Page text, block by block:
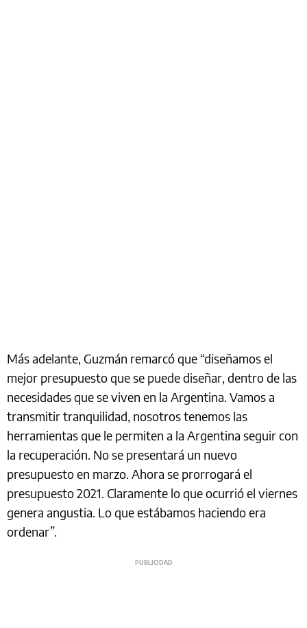
Más adelante, Guzmán remarcó que “diseñamos el
mejor presupuesto que se puede diseñar, dentro de las
necesidades que se viven en la Argentina. Vamos a
transmitir tranquilidad, nosotros tenemos las
herramientas que le permiten a la Argentina seguir con
la recuperación. No se presentará un nuevo
presupuesto en marzo. Ahora se prorrogará el
presupuesto 2021. Claramente lo que ocurrió el viernes
genera angustia. Lo que estábamos haciendo era
ordenar”.